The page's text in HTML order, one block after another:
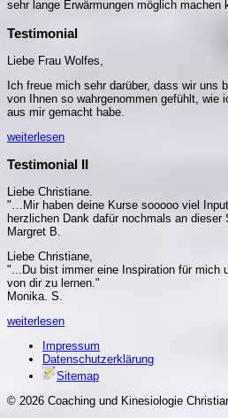
sehr lange Erwärmungen möglich machen
Testimonial
Liebe Frau Wolfes,
Ich freue mich sehr darüber, dass wir uns
von Ihnen so wahrgenommen gefühlt, wie
aus mir gemacht habe.
weiterlesen
Testimonial II
Liebe Christiane.
"…Mir haben deine Kurse sooooo viel
herzlichen Dank dafür nochmals an dieser
Margret B.
Liebe Christiane,
"...Du bist immer eine Inspiration für mich
von dir zu lernen."
Monika. S.
weiterlesen
Impressum
Datenschutzerklärung
Sitemap
© 2026 Coaching und Kinesiologie